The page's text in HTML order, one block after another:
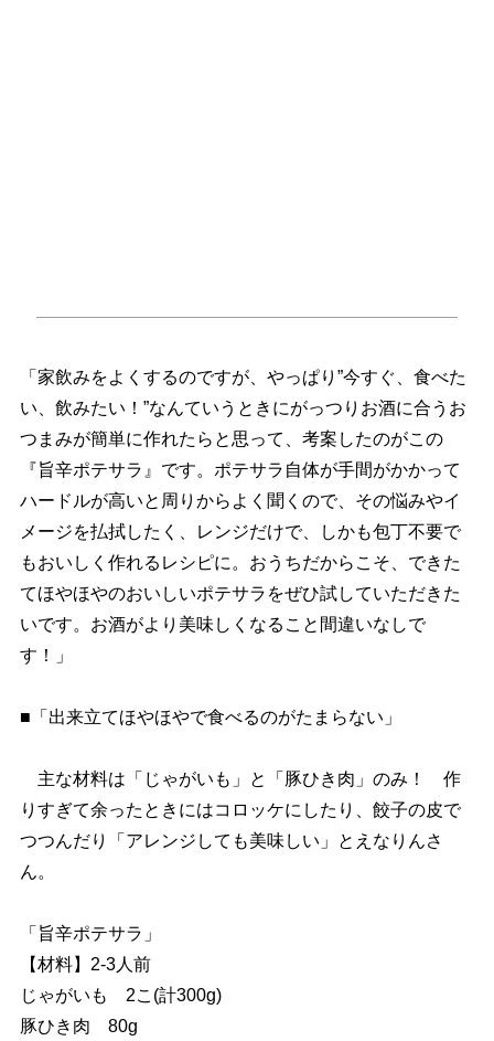
「家飲みをよくするのですが、やっぱり”今すぐ、食べた
い、飲みたい！”なんていうときにがっつりお酒に合うお
つまみが簡単に作れたらと思って、考案したのがこの
『旨辛ポテサラ』です。ポテサラ自体が手間がかかって
ハードルが高いと周りからよく聞くので、その悩みやイ
メージを払拭したく、レンジだけで、しかも包丁不要で
もおいしく作れるレシピに。おうちだからこそ、できた
てほやほやのおいしいポテサラをぜひ試していただきた
いです。お酒がより美味しくなること間違いなしで
す！」
■「出来立てほやほやで食べるのがたまらない」
主な材料は「じゃがいも」と「豚ひき肉」のみ！ 作
りすぎて余ったときにはコロッケにしたり、餃子の皮で
つつんだり「アレンジしても美味しい」とえなりんさ
ん。
「旨辛ポテサラ」
【材料】2-3人前
じゃがいも 2こ(計300g)
豚ひき肉 80g